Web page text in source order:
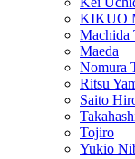
KIKUO
Machida
Maeda
Nomura
Ritsu
Saito
Tojiro
Yukio